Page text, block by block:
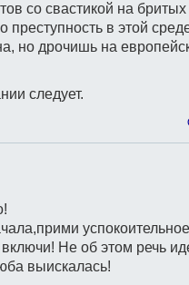
со свастикой на бритых
преступность в этой
но дрочишь на
следует.
Не об этом речь
выискалась!